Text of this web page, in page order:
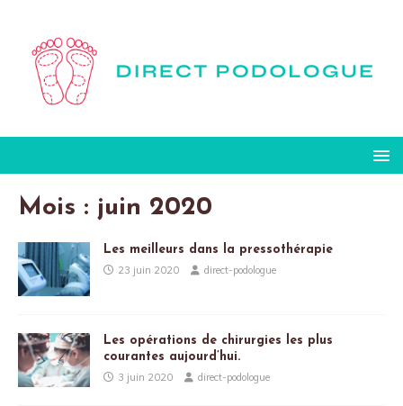
Mois : juin 2020
Les meilleurs dans la pressothérapie
23 juin 2020 direct-podologue
Les opérations de chirurgies les plus
courantes aujourd’hui.
3 juin 2020 direct-podologue